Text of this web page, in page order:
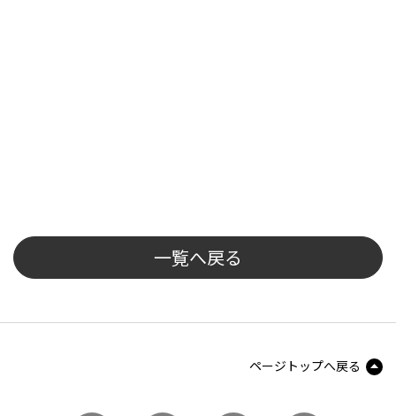
一覧へ戻る
ページトップへ戻る